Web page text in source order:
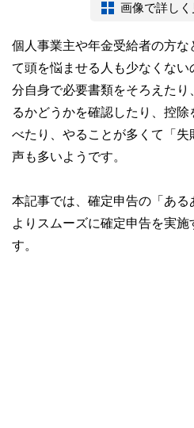
画像で詳しく
個人事業主や年金受給者の方
て頭を悩ませる人も少なくない
分自身で必要書類をそろえた
るかどうかを確認したり、控
べたり、やることが多くて「失
声も多いようです。
本記事では、確定申告の「ある
よりスムーズに確定申告を実
す。